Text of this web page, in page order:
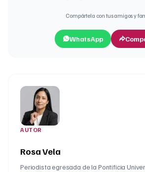
Compártela con tus amigos y
WhatsApp
AUTOR
Rosa Vela
Periodista egresada de la Pontificia